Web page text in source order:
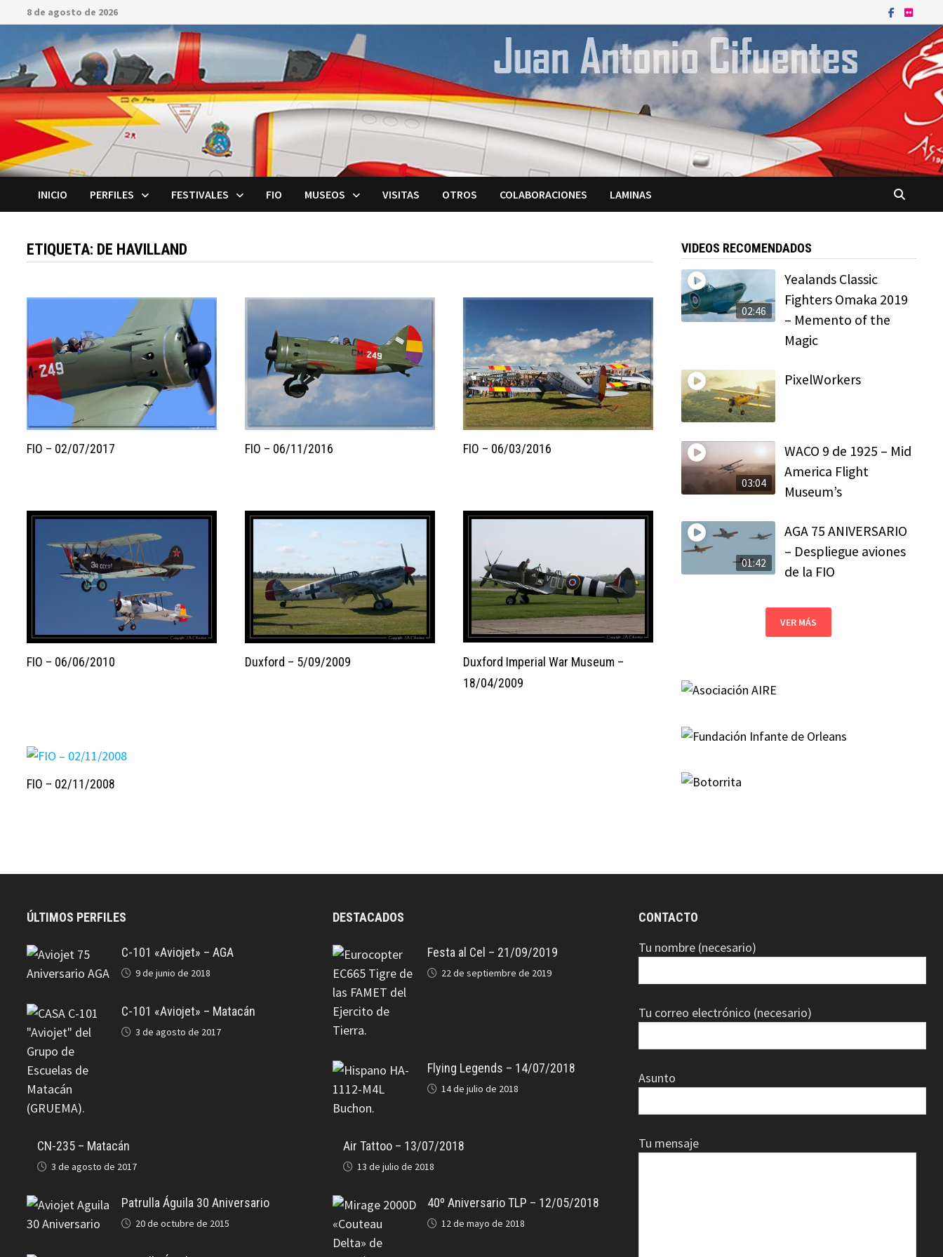
Saltar
al
contenido
8 de agosto de 2026
INICIO PERFILES FESTIVALES FIO MUSEOS VISITAS OTROS COLABORACIONES LAMINAS
ETIQUETA: DE HAVILLAND
FIO – 02/07/2017 FIO – 06/11/2016 FIO – 06/03/2016
FIO – 06/06/2010 Duxford – 5/09/2009
Duxford Imperial War Museum –
18/04/2009
FIO – 02/11/2008
VIDEOS RECOMENDADOS
02:46
Yealands Classic
Fighters Omaka 2019
– Memento of the
Magic
PixelWorkers
03:04
WACO 9 de 1925 – Mid
America Flight
Museum’s
01:42
AGA 75 ANIVERSARIO
– Despliegue aviones
de la FIO
VER MÁS
ÚLTIMOS PERFILES
C-101 «Aviojet» – AGA
9 de junio de 2018
C-101 «Aviojet» – Matacán
3 de agosto de 2017
CN-235 – Matacán
3 de agosto de 2017
Patrulla Águila 30 Aniversario
20 de octubre de 2015
DESTACADOS
Festa al Cel – 21/09/2019
22 de septiembre de 2019
Flying Legends – 14/07/2018
14 de julio de 2018
Air Tattoo – 13/07/2018
13 de julio de 2018
40º Aniversario TLP – 12/05/2018
12 de mayo de 2018
CONTACTO
Tu nombre (necesario)
Tu correo electrónico (necesario)
Asunto
Tu mensaje